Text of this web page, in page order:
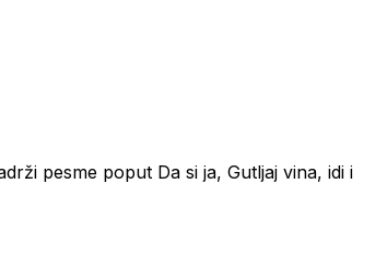
pesme poput Da si ja, Gutljaj vina, idi i